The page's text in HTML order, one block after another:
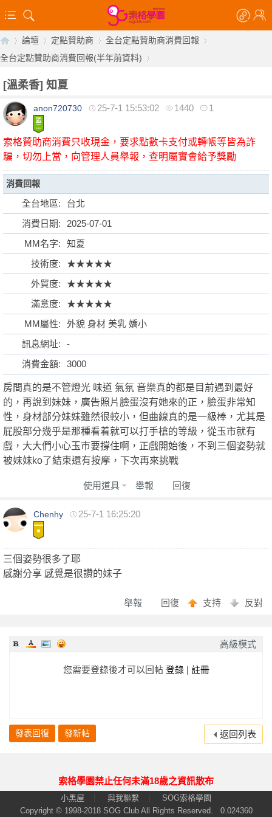
【
索
格
學
園
»
論壇
›
定點贊助商 全台定點贊助商消費回報
全台定點贊助商消費回報(半年前資料)
›
[溫柔香] 知夏
anon720730 25-7-1 15:53:02 1440 1
索格贊助商消費只收現金，要求點數卡支付或轉帳等皆為詐
騙，切勿上當，向管理人員舉報，查明屬實會給予獎勵
消費回報
全台地區:
台北
消費日期:
2025-07-01
MM名字:
知夏
技術度:
★★★★★
外貿度:
★★★★★
滿意度:
★★★★★
MM屬性:
外貌 身材 美乳 嬌小
訊息網址:
-
消費金額:
3000
房間真的是不管燈光 味道 氣氛 音樂真的都是目前遇到最好
的，再說到妹妹，廣告照片臉蛋沒有她來的正，臉蛋非常知
性，身材部分妹妹雖然很較小，但曲線真的是一級棒，尤其是
屁股部分幾乎是那種看着就可以打手槍的等級，從玉市就有
戲，大大們小心玉市要撐住啊，正戲開始後，不到三個姿勢就
被妹妹ko了結束還有按摩，下次再來挑戰
回復
使用道具 舉報
Chenhy 25-7-1 16:25:20
三個姿勢很多了耶
感謝分享 感覺是很讚的妹子
回復 支持 反對
舉報
高級模式
您需要登錄後才可以回帖 登錄| 註冊
發表回復 發新帖 返回列表
索格學園禁止任何未滿18歲之資訊散布
小黑屋 與我聯繫
SOG索格學園
Copyright © 1998-2018 SOG ClubAll Rights Reserved. 0.024360